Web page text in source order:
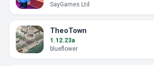
SayGames Ltd
TheoTown
1.12.23a
blueflower